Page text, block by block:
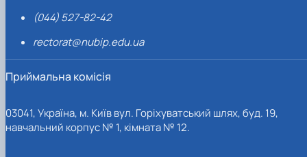
(044) 527-82-42
rectorat@nubip.edu.ua
Приймальна комісія
03041, Україна, м. Київ вул. Горіхуватський шлях, буд. 19,
навчальний корпус № 1, кімната № 12.